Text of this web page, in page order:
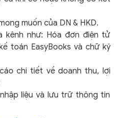
muốn của DN & HKD.
kênh như: Hóa đơn điện tử
toán EasyBooks và chữ ký
chi tiết về doanh thu, lợi
liệu và lưu trữ thông tin